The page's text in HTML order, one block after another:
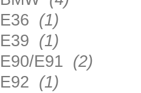
E36 (1)
E39 (1)
E90/E91 (2)
E92 (1)